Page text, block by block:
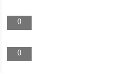
0
0